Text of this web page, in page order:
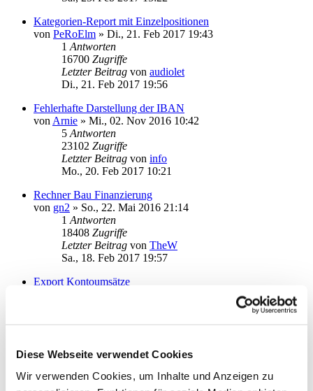
Diese Webseite verwendet Cookies
Wir verwenden Cookies, um Inhalte und Anzeigen zu
Kategorien-Report mit Einzelpositionen
von PeRoElm » Di., 21. Feb 2017 19:43
1 Antworten
16700 Zugriffe
Letzter Beitrag von audiolet
Di., 21. Feb 2017 19:56
Fehlerhafte Darstellung der IBAN
von Arnie » Mi., 02. Nov 2016 10:42
5 Antworten
23102 Zugriffe
Letzter Beitrag von info
Mo., 20. Feb 2017 10:21
Rechner Bau Finanzierung
von gn2 » So., 22. Mai 2016 21:14
1 Antworten
18408 Zugriffe
Letzter Beitrag von TheW
Sa., 18. Feb 2017 19:57
Export Kontoumsätze
vonBingo100»So., 12. Feb 2017 21:41